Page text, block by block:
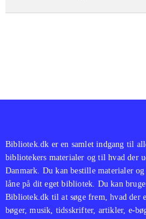
Bibliotek.dk er en samlet indgang til
bibliotekers materialer og til hvad der
Danmark. Du kan bestille materialer og
låne på dit eget bibliotek. Du kan bruge
Bibliotek.dk til at søge frem, hvad der
bøger, musik, tidsskrifter, artikler, e-